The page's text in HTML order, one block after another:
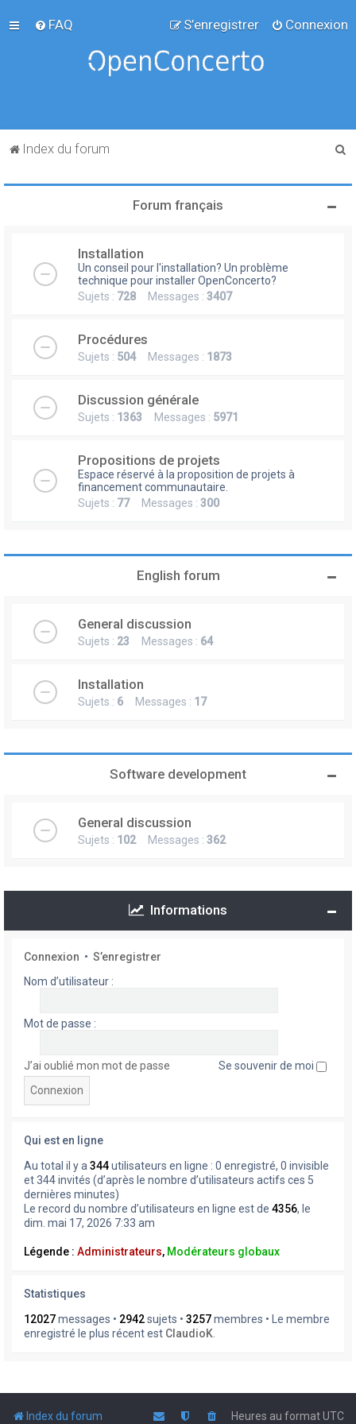
FAQ Connexion
S’enregistrer
Index du forum
Forum français
Installation
Un conseil pour l'installation? Un problème
technique pour installer OpenConcerto?
Sujets : 728 Messages : 3407
Procédures
Sujets : 504Messages : 1873
Discussion générale
Sujets : 1363 Messages : 5971
Propositions de projets
Espace réservé à la proposition de projets à
financement communautaire.
Sujets : 77Messages : 300
English forum
General discussion
Sujets : 23 Messages : 64
Installation
Sujets : 6 Messages : 17
Software development
General discussion
Sujets : 102Messages : 362
Informations
Connexion • S’enregistrer
Nom d’utilisateur :
Mot de passe :
J’ai oublié mon mot de passe Se souvenir de moi
Qui est en ligne
Au total il y a 344utilisateurs en ligne : 0 enregistré, 0 invisible
et 344 invités (d’après le nombre d’utilisateurs actifs ces 5
dernières minutes)
Le record du nombre d’utilisateurs en ligne est de 4356, le
dim. mai 17, 2026 7:33 am
Légende : Administrateurs, Modérateurs globaux
Statistiques
12027messages • 2942sujets • 3257membres • Le membre
enregistré le plus récent est ClaudioK
Index du forum Heures au formatUTC